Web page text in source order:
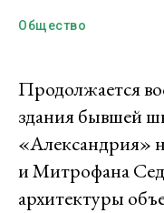
Общество
Продолжается
здания бывшей
«Александрия»
и Митрофана
архитектуры